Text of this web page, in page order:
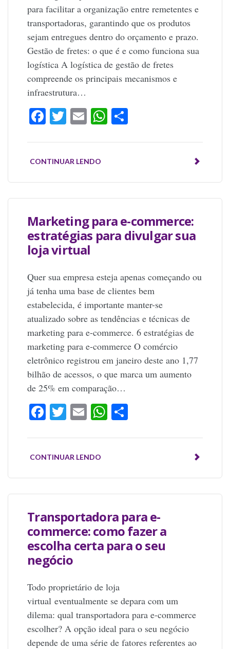
para facilitar a organização entre remetentes e
transportadoras, garantindo que os produtos
sejam entregues dentro do orçamento e prazo.
Gestão de fretes: o que é e como funciona sua
logística A logística de gestão de fretes
compreende os principais mecanismos e
infraestrutura…
Facebook
Twitter
EmailWhatsApp
CONTINUAR LENDO
Marketing para e-commerce:
estratégias para divulgar sua
loja virtual
Quer sua empresa esteja apenas começando ou
já tenha uma base de clientes bem
estabelecida, é importante manter-se
atualizado sobre as tendências e técnicas de
marketing para e-commerce. 6 estratégias de
marketing para e-commerce O comércio
eletrônico registrou em janeiro deste ano 1,77
bilhão de acessos, o que marca um aumento
de 25% em comparação…
Facebook
Twitter
EmailWhatsApp
CONTINUAR LENDO
Transportadora para e-
commerce: como fazer a
escolha certa para o seu
negócio
Todo proprietário de loja
virtual eventualmente se depara com um
dilema: qual transportadora para e-commerce
escolher? A opção ideal para o seu negócio
depende de uma série de fatores referentes ao